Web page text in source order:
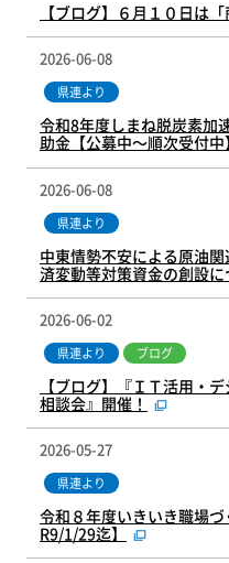
【ブログ】６月１０日は
2026-06-08
県連より
令和8年度しまね脱炭素加
助金【公募中～順次受付中】
2026-06-08
県連より
中東情勢不安による原油
済変動等対策資金の創設に
2026-06-02
県連より ブログ
【ブログ】『ＩＴ活用・
相談会』開催！
2026-05-27
県連より
令和８年度いきいき職場
R9/1/29迄】